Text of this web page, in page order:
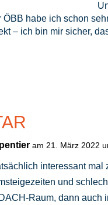
habe ich schon
– ich bin mir sicher,
am 21. März 2022
interessant
und
Raum, dann auch